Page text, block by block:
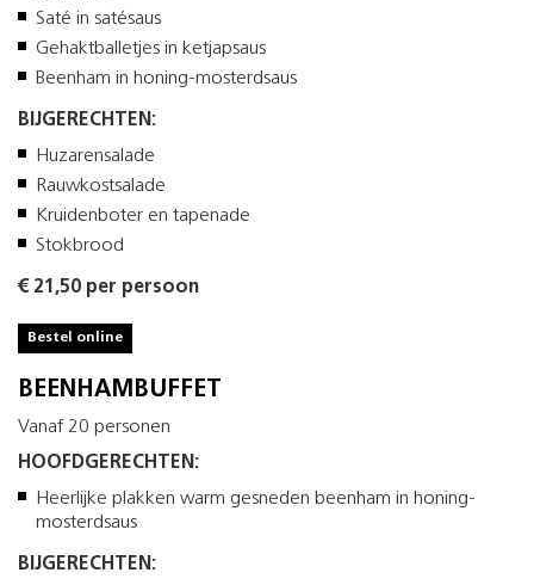
Saté in satésaus
Gehaktballetjes in ketjapsaus
Beenham in honing-mosterdsaus
BIJGERECHTEN:
Huzarensalade
Rauwkostsalade
Kruidenboter en tapenade
Stokbrood
€ 21,50 per persoon
Bestel online
BEENHAMBUFFET
Vanaf 20 personen
HOOFDGERECHTEN:
Heerlijke plakken warm gesneden beenham in honing-
mosterdsaus
BIJGERECHTEN: